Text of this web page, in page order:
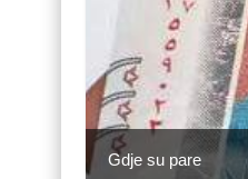
Gdje su pare